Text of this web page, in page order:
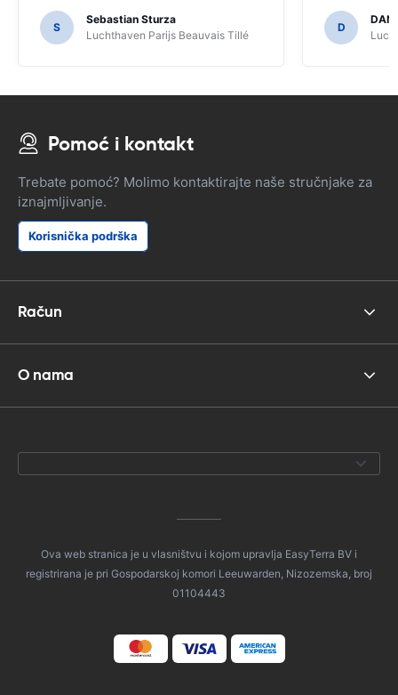
S
Sebastian Sturza
Luchthaven Parijs Beauvais Tillé
iskustvo.
D
DAN
Pomoć i kontakt
Trebate pomoć? Molimo kontaktirajte naše stručnjake za
iznajmljivanje.
Korisnička podrška
Račun
O nama
Ova web stranica je u vlasništvu i kojom upravlja EasyTerra BV i
registrirana je pri Gospodarskoj komori Leeuwarden, Nizozemska, broj
01104443